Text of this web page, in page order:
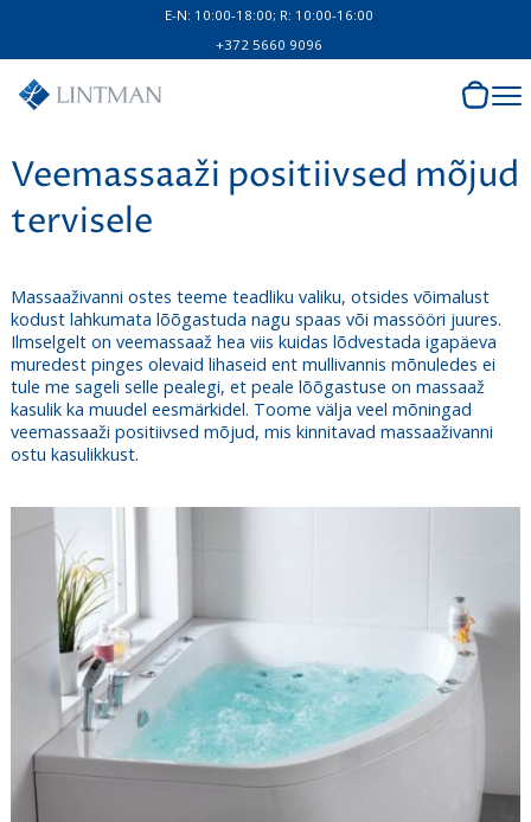
E-N: 10:00-18:00; R: 10:00-16:00
+372 5660 9096
Veemassaaži positiivsed mõjud
tervisele
Massaaživanni ostes teeme teadliku valiku, otsides võimalust
kodust lahkumata lõõgastuda nagu spaas või massööri juures.
Ilmselgelt on veemassaaž hea viis kuidas lõdvestada igapäeva
muredest pinges olevaid lihaseid ent mullivannis mõnuledes ei
tule me sageli selle pealegi, et peale lõõgastuse on massaaž
kasulik ka muudel eesmärkidel. Toome välja veel mõningad
veemassaaži positiivsed mõjud, mis kinnitavad massaaživanni
ostu kasulikkust.